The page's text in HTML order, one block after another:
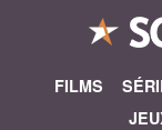
FILMS